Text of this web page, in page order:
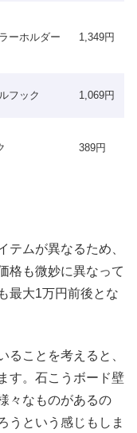
ーホルダー 1,349円
フック 1,069円
389円
テムが異なるため、
格も微妙に異なって
最大1万円前後とな
ることを考えると、
す。石こうボード壁
々なものがあるの
うという感じもしま